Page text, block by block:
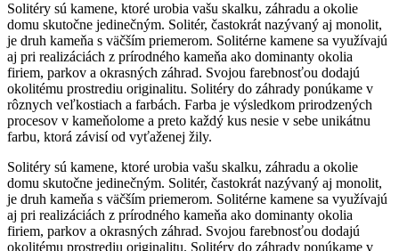
Solitéry sú kamene, ktoré urobia vašu skalku, záhradu a okolie
domu skutočne jedinečným. Solitér, častokrát nazývaný aj monolit,
je druh kameňa s väčším priemerom. Solitérne kamene sa využívajú
aj pri realizáciách z prírodného kameňa ako dominanty okolia
firiem, parkov a okrasných záhrad. Svojou farebnosťou dodajú
okolitému prostrediu originalitu. Solitéry do záhrady ponúkame v
rôznych veľkostiach a farbách. Farba je výsledkom prirodzených
procesov v kameňolome a preto každý kus nesie v sebe unikátnu
farbu, ktorá závisí od vyťaženej žily.
Solitéry sú kamene, ktoré urobia vašu skalku, záhradu a okolie
domu skutočne jedinečným. Solitér, častokrát nazývaný aj monolit,
je druh kameňa s väčším priemerom. Solitérne kamene sa využívajú
aj pri realizáciách z prírodného kameňa ako dominanty okolia
firiem, parkov a okrasných záhrad. Svojou farebnosťou dodajú
okolitému prostrediu originalitu. Solitéry do záhrady ponúkame v